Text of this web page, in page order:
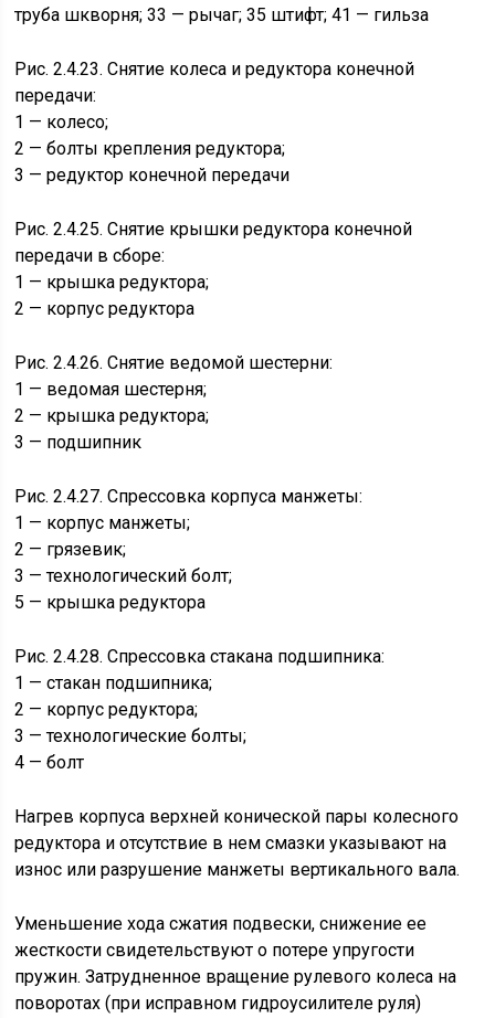
труба шкворня; 33 — рычаг; 35 штифт; 41 — гильза
Рис. 2.4.23. Снятие колеса и редуктора конечной
передачи:
1 — колесо;
2 — болты крепления редуктора;
3 — редуктор конечной передачи
Рис. 2.4.25. Снятие крышки редуктора конечной
передачи в сборе:
1 — крышка редуктора;
2 — корпус редуктора
Рис. 2.4.26. Снятие ведомой шестерни:
1 — ведомая шестерня;
2 — крышка редуктора;
3 — подшипник
Рис. 2.4.27. Спрессовка корпуса манжеты:
1 — корпус манжеты;
2 — грязевик;
3 — технологический болт;
5 — крышка редуктора
Рис. 2.4.28. Спрессовка стакана подшипника:
1 — стакан подшипника;
2 — корпус редуктора;
3 — технологические болты;
4 — болт
Нагрев корпуса верхней конической пары колесного
редуктора и отсутствие в нем смазки указывают на
износ или разрушение манжеты вертикального вала.
Уменьшение хода сжатия подвески, снижение ее
жесткости свидетельствуют о потере упругости
пружин. Затрудненное вращение рулевого колеса на
поворотах (при исправном гидроусилителе руля)